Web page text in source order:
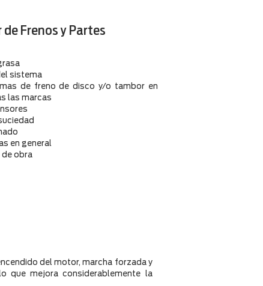
Frenos y Partes
sistema
de freno de disco y/o tambor en
las marcas
en general
obra
del motor, marcha forzada y
que mejora considerablemente la